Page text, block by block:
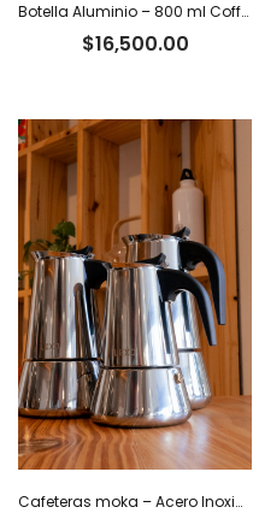
Botella Aluminio – 800 ml Coffee Tiger Co.
$16,500.00
Cafeteras moka – Acero Inoxidable